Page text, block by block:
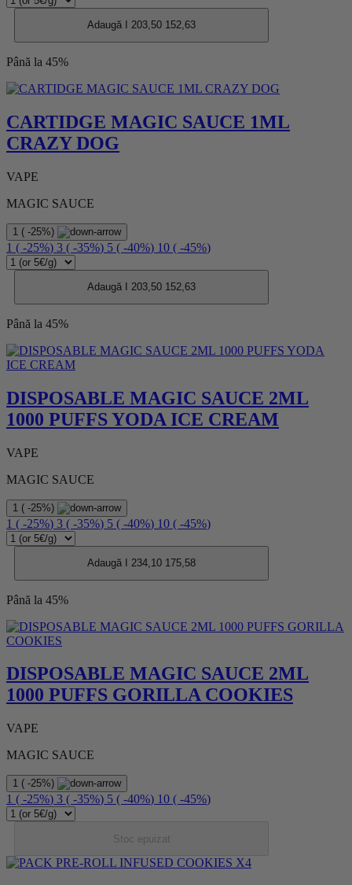
Adaugă I 203,50 152,63
Până la 45%
CARTIDGE MAGIC SAUCE 1ML
CRAZY DOG
VAPE
MAGIC SAUCE
1 ( -25%)
1 ( -25%) 3 ( -35%) 5 ( -40%) 10 ( -45%)
Adaugă I 203,50 152,63
Până la 45%
DISPOSABLE MAGIC SAUCE 2ML
1000 PUFFS YODA ICE CREAM
VAPE
MAGIC SAUCE
1 ( -25%)
1 ( -25%) 3 ( -35%) 5 ( -40%) 10 ( -45%)
Adaugă I 234,10 175,58
Până la 45%
DISPOSABLE MAGIC SAUCE 2ML
1000 PUFFS GORILLA COOKIES
VAPE
MAGIC SAUCE
1 ( -25%)
1 ( -25%) 3 ( -35%) 5 ( -40%) 10 ( -45%)
Stoc epuizat